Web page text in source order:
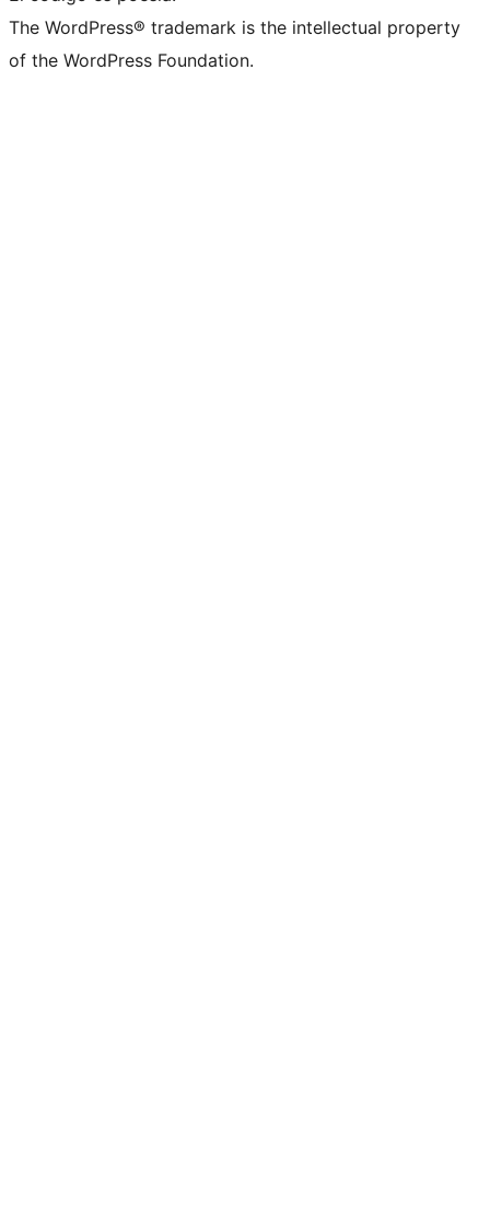
The WordPress® trademark is the intellectual property
of the WordPress Foundation.